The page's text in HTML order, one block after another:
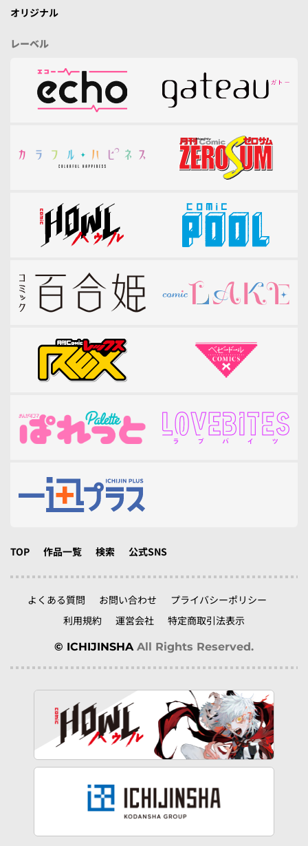
オリジナル
レーベル
TOP 作品一覧 検索 公式SNS
よくある質問 お問い合わせ
プライバシーポリシー
利用規約
運営会社 特定商取引法表示
© ICHIJINSHA All Rights Reserved.